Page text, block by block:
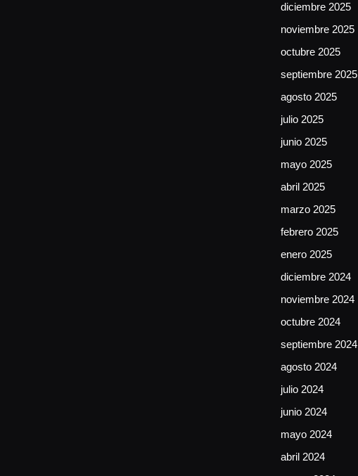
diciembre 2025
noviembre 2025
octubre 2025
septiembre 2025
agosto 2025
julio 2025
junio 2025
mayo 2025
abril 2025
marzo 2025
febrero 2025
enero 2025
diciembre 2024
noviembre 2024
octubre 2024
septiembre 2024
agosto 2024
julio 2024
junio 2024
mayo 2024
abril 2024